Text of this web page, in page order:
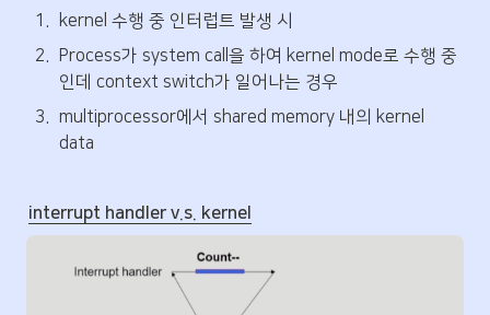
1 .
kernel 수행 중 인터럽트 발생 시
2.
Process가 system call을 하여 kernel mode로 수행 중
인데 context switch가 일어나는 경우
3. multiprocessor에서 shared memory 내의 kernel
data
interrupt handler v.s. kernel